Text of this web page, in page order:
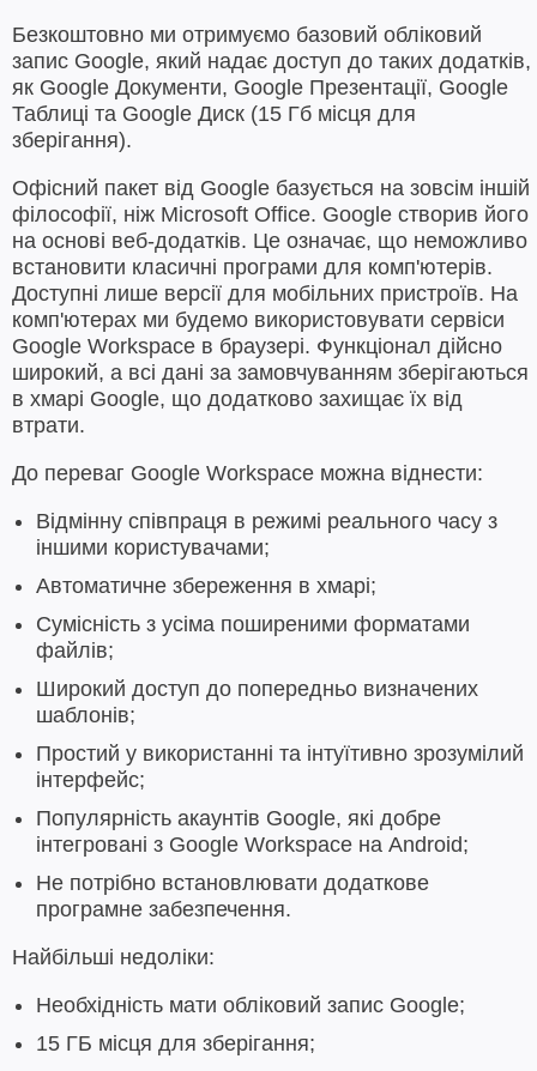
Безкоштовно ми отримуємо базовий обліковий
запис Google, який надає доступ до таких додатків,
як Google Документи, Google Презентації, Google
Таблиці та Google Диск (15 Гб місця для
зберігання).
Офісний пакет від Google базується на зовсім іншій
філософії, ніж Microsoft Office. Google створив його
на основі веб-додатків. Це означає, що неможливо
встановити класичні програми для комп'ютерів.
Доступні лише версії для мобільних пристроїв. На
комп'ютерах ми будемо використовувати сервіси
Google Workspace в браузері. Функціонал дійсно
широкий, а всі дані за замовчуванням зберігаються
в хмарі Google, що додатково захищає їх від
втрати.
До переваг Google Workspace можна віднести:
Відмінну співпраця в режимі реального часу з
іншими користувачами;
Автоматичне збереження в хмарі;
Сумісність з усіма поширеними форматами
файлів;
Широкий доступ до попередньо визначених
шаблонів;
Простий у використанні та інтуїтивно зрозумілий
інтерфейс;
Популярність акаунтів Google, які добре
інтегровані з Google Workspace на Android;
Не потрібно встановлювати додаткове
програмне забезпечення.
Найбільші недоліки:
Необхідність мати обліковий запис Google;
15 ГБ місця для зберігання;